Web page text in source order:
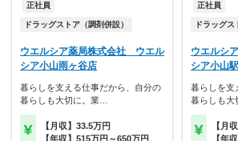
正社員
ドラッグストア（調剤併設）
ウエルシア薬局株式会社 ウエル
シア小山雨ヶ谷店
暮らしを支える仕事だから、自分の
暮らしも大切に。業…
【月収】33.5万円
【年収】515万円～650万円
正社員
ドラッグス
ウエルシ
シア小山
暮らしを支
暮らしも
【月
【年